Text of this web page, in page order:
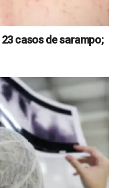
casos de sarampo;